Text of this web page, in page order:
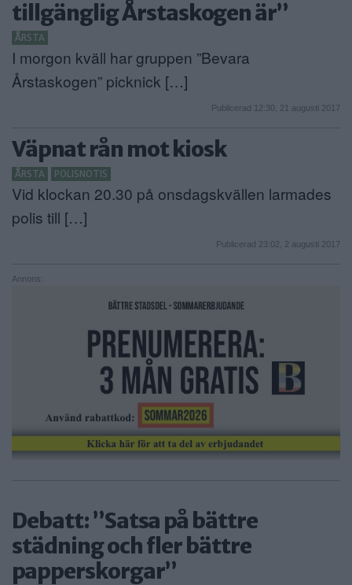
tillgänglig Årstaskogen är”
ÅRSTA
I morgon kväll har gruppen ”Bevara
Årstaskogen” picknick […]
Publicerad 12:30, 21 augusti 2017
Väpnat rån mot kiosk
ÅRSTA POLISNOTIS
Vid klockan 20.30 på onsdagskvällen larmades
polis till […]
Publicerad 23:02, 2 augusti 2017
Annons:
Debatt: ”Satsa på bättre
städning och fler bättre
papperskorgar”